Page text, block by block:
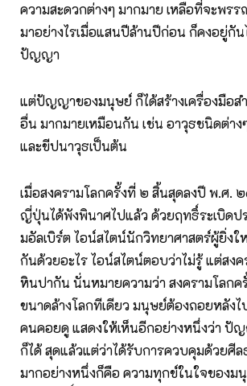
ความสะดวกต่างๆ มากมาย เหลือที่จะพร
มาอย่างไรเมื่อแสนปีล้านปีก่อน ก็คงอยู่กั
ปัญญา
แต่ปัญญาของมนุษย์ ก็ได้สร้างเครื่องมือส
อื่น มากมายเหมือนกัน เช่น อาวุธชนิดต่า
และขีปนาวุธเป็นต้น
เมื่อสงครามโลกครั้งที่ ๒ สิ้นสุดลงปี พ.ศ.
ญี่ปุ่นได้พังพินาศไปแล้ว ด้วยฤทธิ์ระเบิด
มอัลเบิร์ต ไอน์สไตน์นักวิทยาศาสตร์ผู้ยิ่ง
กันด้วยอะไร ไอน์สไตน์ตอบว่าไม่รู้ แต่สง
หินปากัน นั่นหมายความว่า สงครามโลก
ขนาดล้างโลกทีเดียว มนุษย์ต้องถอยหลัง
คนคอยดู แสดงให้เห็นอีกอย่างหนึ่งว่า ปั
ก็ได้ สุดแล้วแต่ว่าได้รับการควบคุมด้วยศี
มากอย่างหนึ่งก็คือ ความทุกข์ในใจของ